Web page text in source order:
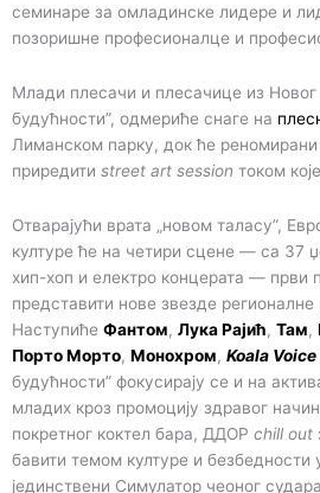
семинаре за омладинске лидере и
позоришне професионалце и
Млади плесачи и плесачице из
будућности”, одмериће снаге на
Лиманском парку, док ће
приредити street art session током
Отварајући врата „новом таласу”,
културе ће на четири сцене — са 37
хип-хоп и електро концерата — први
представити нове звезде
Наступиће Фантом, Лука Рајић, Там,
Порто Морто, Монохром, Koala Voice
будућности” фокусирају се и на
младих кроз промоцију здравог
покретног коктел бара, ДДОР chill out
бавити темом културе и безбедности
јединствени Симулатор чеоног